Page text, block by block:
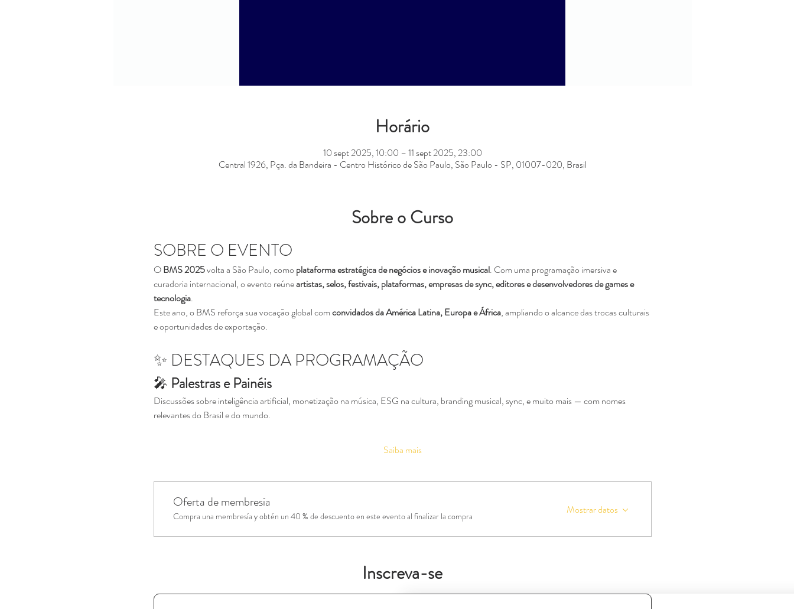
Horário
10 sept 2025, 10:00 – 11 sept 2025, 23:00
Central 1926, Pça. da Bandeira - Centro Histórico de São Paulo, São Paulo - SP, 01007-020, Brasil
Sobre o Curso
SOBRE O EVENTO
O BMS 2025 volta a São Paulo, como plataforma estratégica de negócios e inovação musical. Com uma programação imersiva e
curadoria internacional, o evento reúne artistas, selos, festivais, plataformas, empresas de sync, editores e desenvolvedores de games e
tecnologia.
Este ano, o BMS reforça sua vocação global com convidados da América Latina, Europa e África, ampliando o alcance das trocas culturais
e oportunidades de exportação.
✨ DESTAQUES DA PROGRAMAÇÃO
🎤 Palestras e Painéis
Discussões sobre inteligência artificial, monetização na música, ESG na cultura, branding musical, sync, e muito mais — com nomes
relevantes do Brasil e do mundo.
Saiba mais
Oferta de membresía
Compra una membresía y obtén un 40 % de descuento en este evento al finalizar la compra Mostrar datos
Inscreva-se